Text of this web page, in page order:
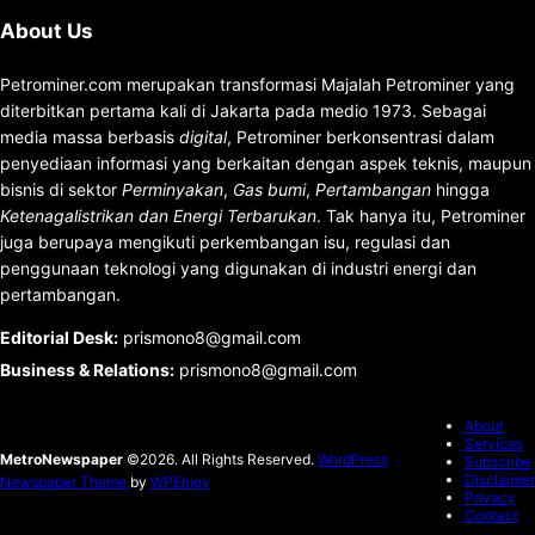
About Us
Petrominer.com merupakan transformasi Majalah Petrominer yang
diterbitkan pertama kali di Jakarta pada medio 1973. Sebagai
media massa berbasis digital, Petrominer berkonsentrasi dalam
penyediaan informasi yang berkaitan dengan aspek teknis, maupun
bisnis di sektor Perminyakan, Gas bumi, Pertambangan hingga
Ketenagalistrikan dan Energi Terbarukan. Tak hanya itu, Petrominer
juga berupaya mengikuti perkembangan isu, regulasi dan
penggunaan teknologi yang digunakan di industri energi dan
pertambangan.
Editorial Desk: prismono8@gmail.com
Business & Relations: prismono8@gmail.com
MetroNewspaper ©2026. All Rights Reserved. WordPress
Newspaper Theme by WPEnjoy
About
Services
Subscribe
Disclaimer
Privacy
Contact